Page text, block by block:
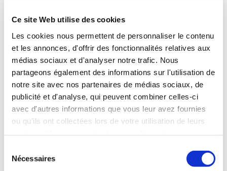
Ce site Web utilise des cookies
Les cookies nous permettent de personnaliser le contenu
et les annonces, d'offrir des fonctionnalités relatives aux
médias sociaux et d'analyser notre trafic. Nous
partageons également des informations sur l'utilisation de
notre site avec nos partenaires de médias sociaux, de
publicité et d'analyse, qui peuvent combiner celles-ci
avec d'autres informations que vous leur avez fournies
ou qu'ils ont collectées lors de votre utilisation de leurs
Nécessaires
INTERNATIONAL
UE : les Etats-Membres se réunissent à
Versailles
Deux semaines après le début de la guerre en Ukraine, les
chefs d'Etat et de gouvernement des 27 pays membres de
l'Union européenne se réunissent pour deux jours dans le
cadre d'un sommet informel à Versailles. L'objectif est de
tracer les principaux contours du plan de résilience destiné à
accélérer la décarbonation de l'économie. Les enjeux du
renforcement de la Défense européenne devraient aussi
ailleurs ce jeudi sa première réunion de politique monétaire